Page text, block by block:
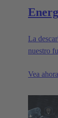
La
nuestro
Vea